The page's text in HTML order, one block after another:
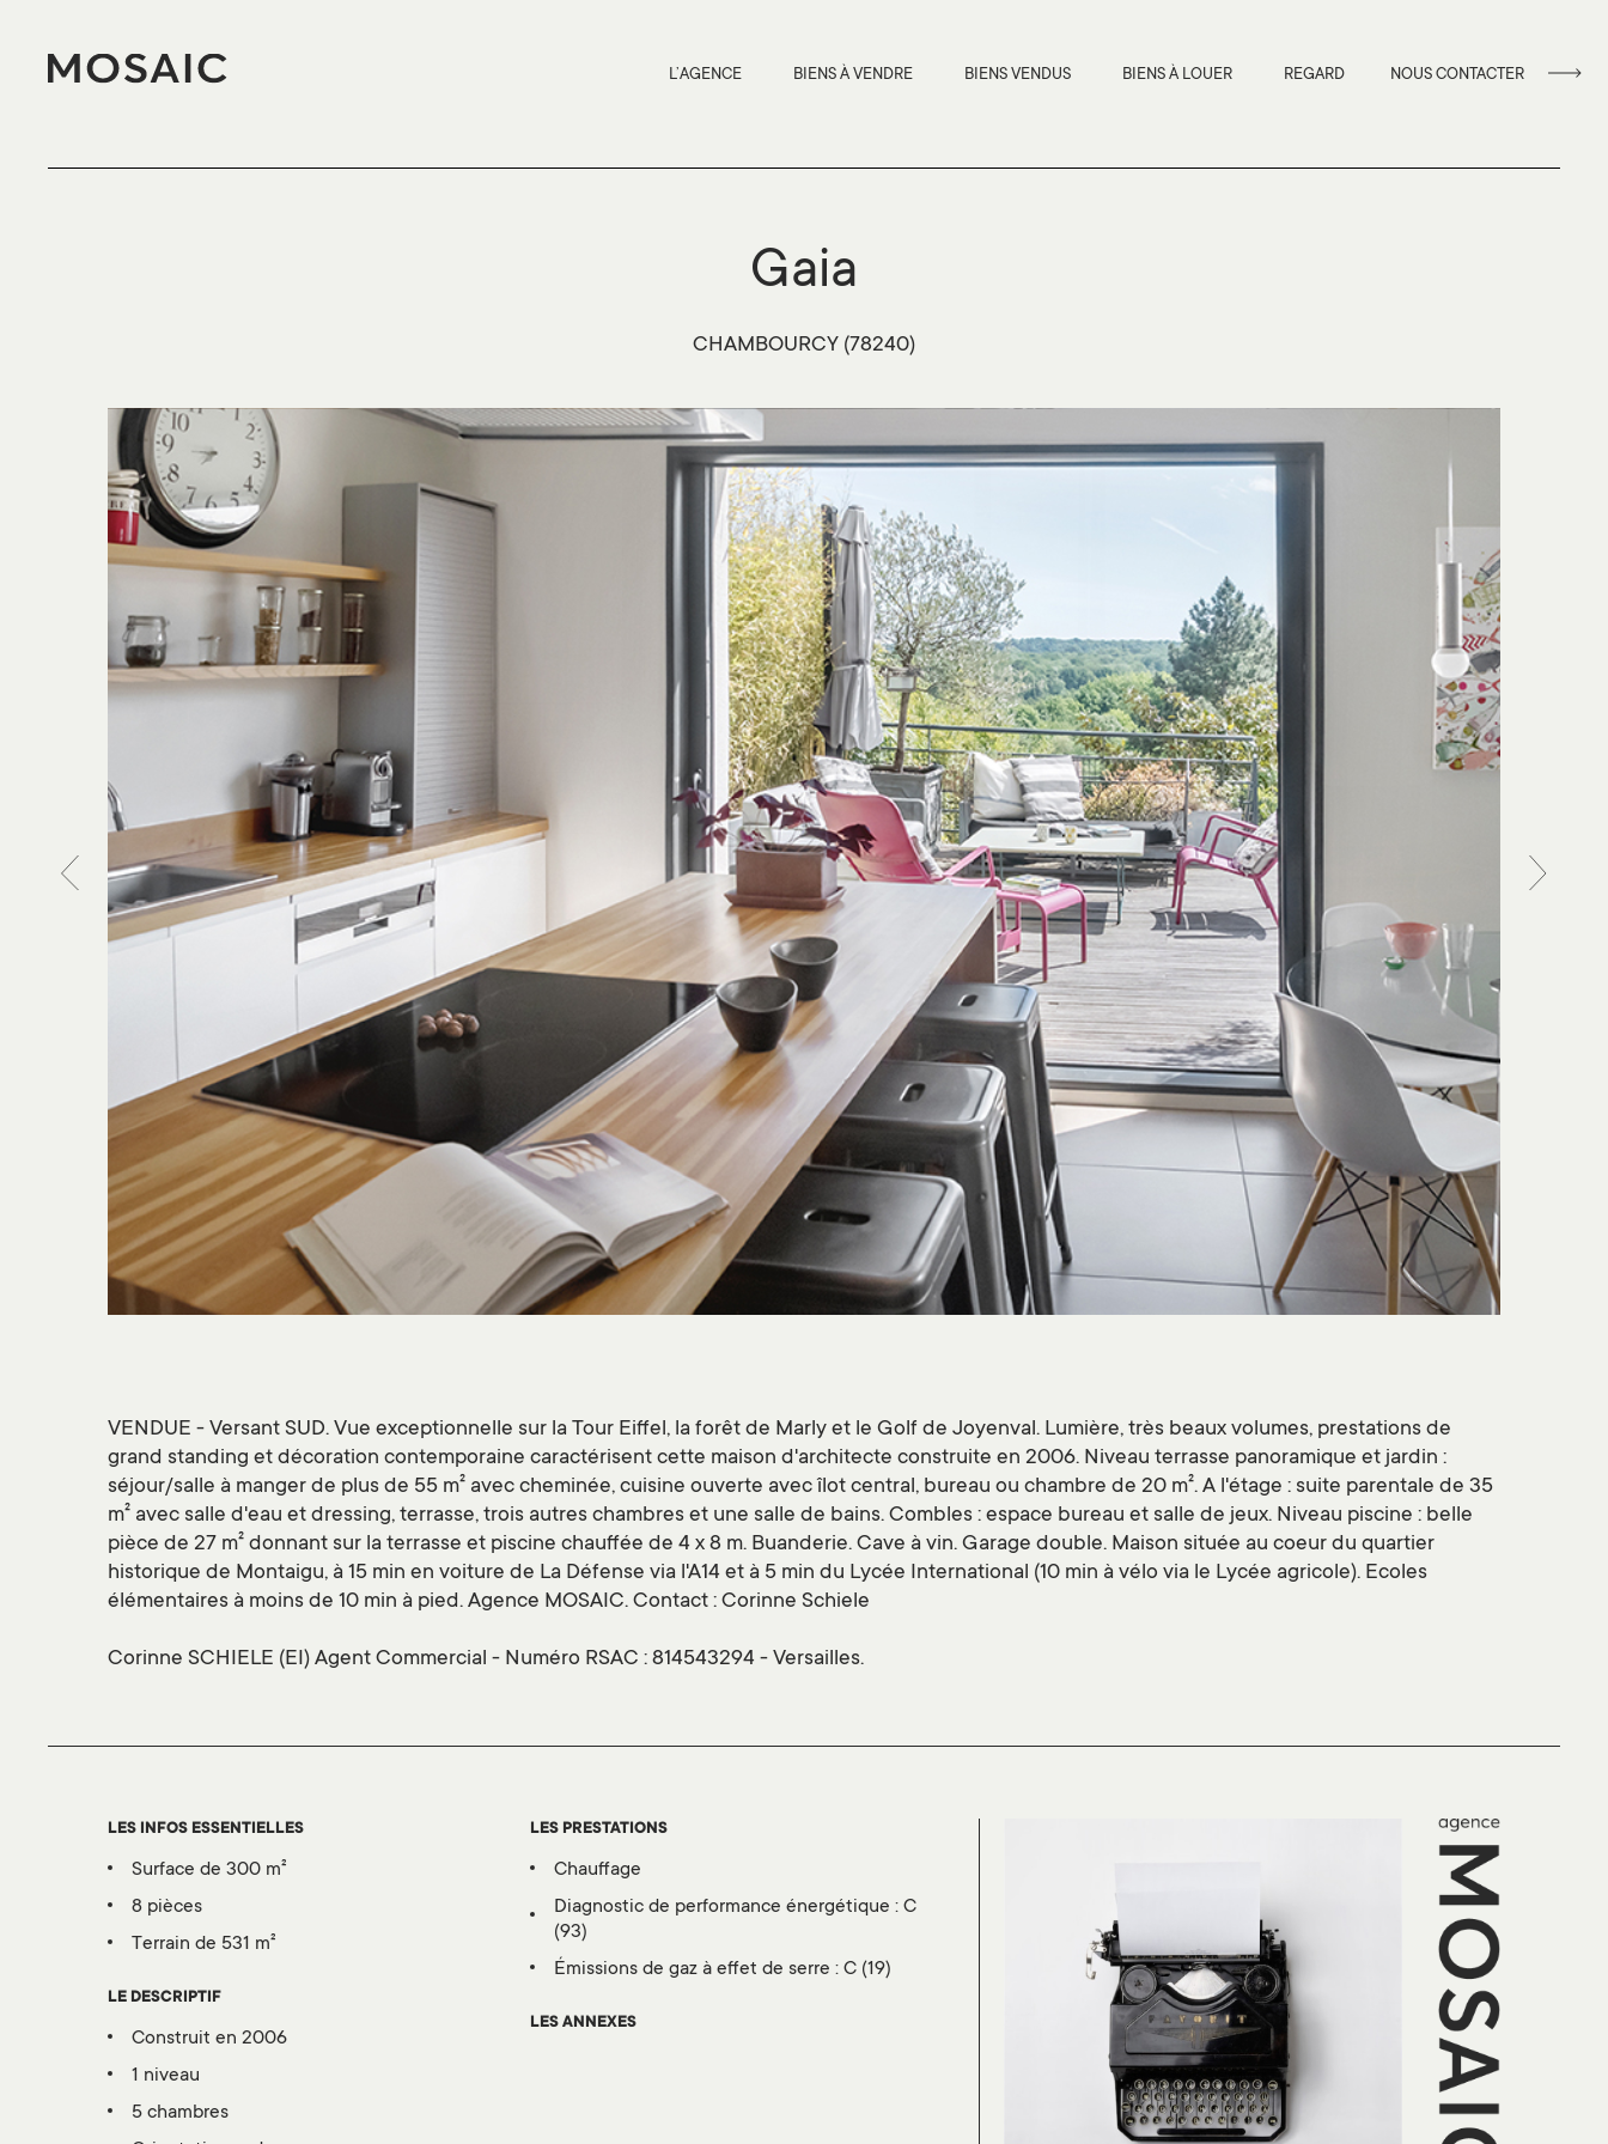
L’AGENCE BIENS À VENDRE BIENS VENDUS BIENS À LOUER REGARD NOUS CONTACTER
Gaia
CHAMBOURCY (78240)
VENDUE - Versant SUD. Vue exceptionnelle sur la Tour Eiffel, la forêt de Marly et le Golf de Joyenval. Lumière, très beaux volumes, prestations de
grand standing et décoration contemporaine caractérisent cette maison d'architecte construite en 2006. Niveau terrasse panoramique et jardin :
séjour/salle à manger de plus de 55 m² avec cheminée, cuisine ouverte avec îlot central, bureau ou chambre de 20 m². A l'étage : suite parentale de 35
m² avec salle d'eau et dressing, terrasse, trois autres chambres et une salle de bains. Combles : espace bureau et salle de jeux. Niveau piscine : belle
pièce de 27 m² donnant sur la terrasse et piscine chauffée de 4 x 8 m. Buanderie. Cave à vin. Garage double. Maison située au coeur du quartier
historique de Montaigu, à 15 min en voiture de La Défense via l'A14 et à 5 min du Lycée International (10 min à vélo via le Lycée agricole). Ecoles
élémentaires à moins de 10 min à pied. Agence MOSAIC. Contact : Corinne Schiele
Corinne SCHIELE (EI) Agent Commercial - Numéro RSAC : 814543294 - Versailles.
LES INFOS ESSENTIELLES
surface de 300 m²
8 pièces
terrain de 531 m²
LE DESCRIPTIF
construit en 2006
1 niveau
5 chambres
LES PRESTATIONS
chauffage
diagnostic de performance énergétique :C
(93)
émissions de gaz à effet de serre :C (19)
LES ANNEXES